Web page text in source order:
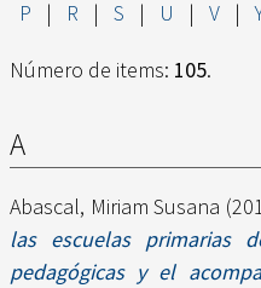
P
| R | S | U | V |
Número de items: 105.
A
Abascal, Miriam Susana
las escuelas primarias
pedagógicas y el